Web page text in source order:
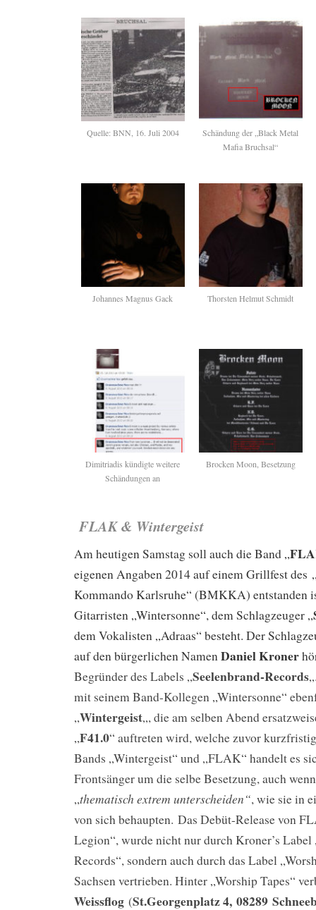
Quelle: BNN, 16. Juli 2004
Schändung der „Black Metal
Mafia Bruchsal“
Johannes Magnus Gack Thorsten Helmut Schmidt
Dimitriadis kündigte weitere
Schändungen an
Brocken Moon, Besetzung
FLAK & Wintergeist
Am heutigen Samstag soll auch die Band „
eigenen Angaben 2014 auf einem Grillfest des
Kommando Karlsruhe“ (BMKKA) entstanden
Gitarristen „Wintersonne“, dem Schlagzeuger „
dem Vokalisten „Adraas“ besteht. Der
auf den bürgerlichen NamenDaniel Kroner
Begründer des Labels „Seelenbrand-Records
mit seinem Band-Kollegen „Wintersonne“
„Wintergeist„, die am selben Abend
„F41.0“ auftreten wird, welche zuvor
Bands „Wintergeist“ und „FLAK“ handelt es
Frontsänger um die selbe Besetzung, auch
„thematisch extrem unterscheiden“, wie sie in
von sich behaupten. Das Debüt-Release von
Legion“, wurde nicht nur durch Kroner’s Label
Records“, sondern auch durch das Label
Sachsen vertrieben. Hinter „Worship Tapes“
Weissflog (St.Georgenplatz 4, 08289